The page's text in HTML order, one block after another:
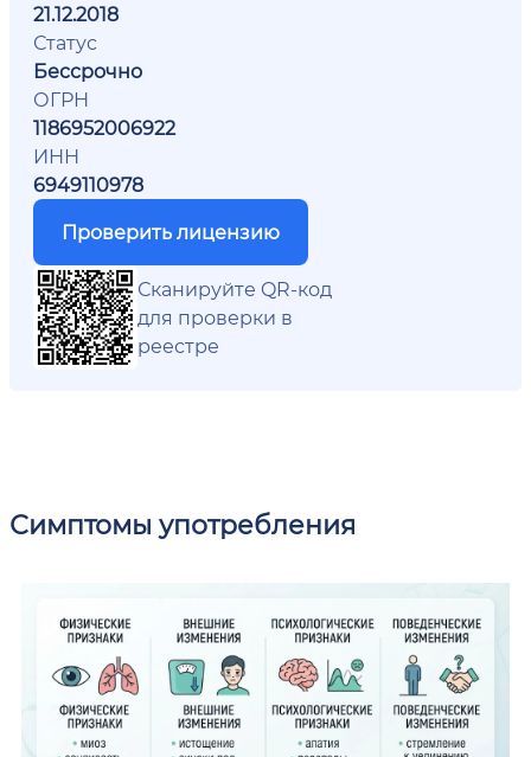
21.12.2018
Статус
Бессрочно
ОГРН
1186952006922
ИНН
6949110978
Проверить лицензию
Сканируйте QR-код
для проверки в
реестре
Симптомы употребления